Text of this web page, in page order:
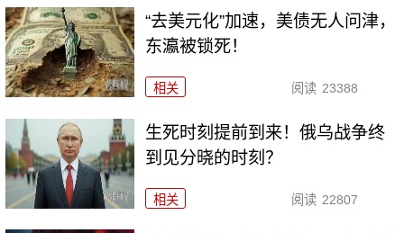
“去美元化”加速，美债无人问津，
东瀛被锁死！
相关 阅读 23388
生死时刻提前到来！俄乌战争终
到见分晓的时刻？
相关 阅读 22807